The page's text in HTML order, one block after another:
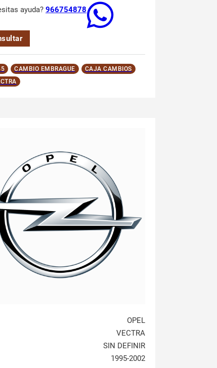
ayuda? 966754878
CAMBIO EMBRAGUE
CAJA CAMBIOS
OPEL
VECTRA
SIN DEFINIR
1995-2002